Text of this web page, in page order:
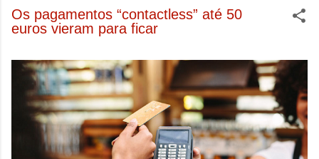
Os pagamentos “contactless” até 50
euros vieram para ficar